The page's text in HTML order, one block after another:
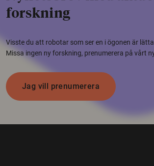
forskning
Visste du att robotar som ser en i ögonen är
Missa ingen ny forskning, prenumerera på vårt
Jag vill prenumerera